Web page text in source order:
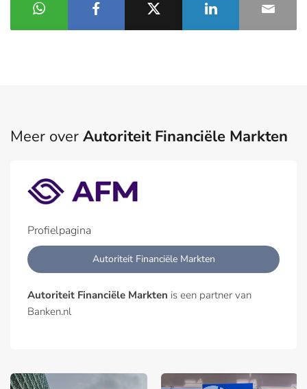
Meer over Autoriteit Financiële Markten
Profielpagina
Autoriteit Financiële Markten
Autoriteit Financiële Markten is een partner van
Banken.nl